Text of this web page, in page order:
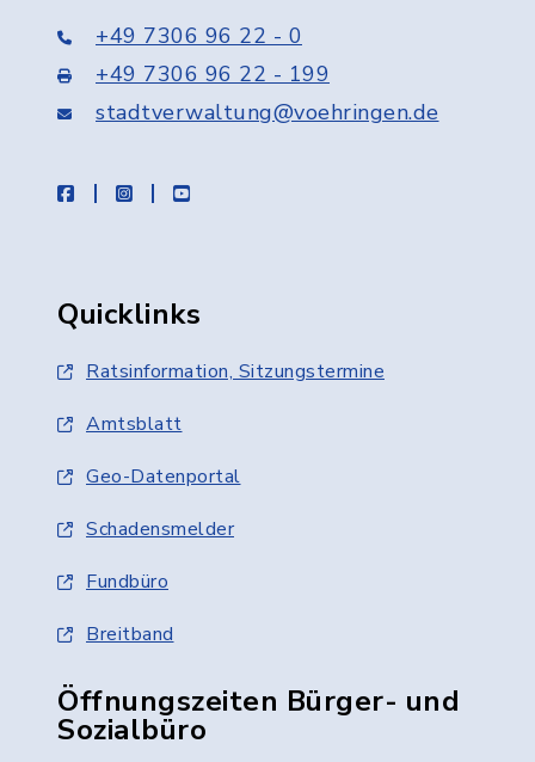
+49 7306 96 22 - 0
+49 7306 96 22 - 199
stadtverwaltung@voehringen.de
facebookinstagramyoutube
Quicklinks
Ratsinformation, Sitzungstermine
Amtsblatt
Geo-Datenportal
Schadensmelder
Fundbüro
Breitband
Öffnungszeiten Bürger- und
Sozialbüro